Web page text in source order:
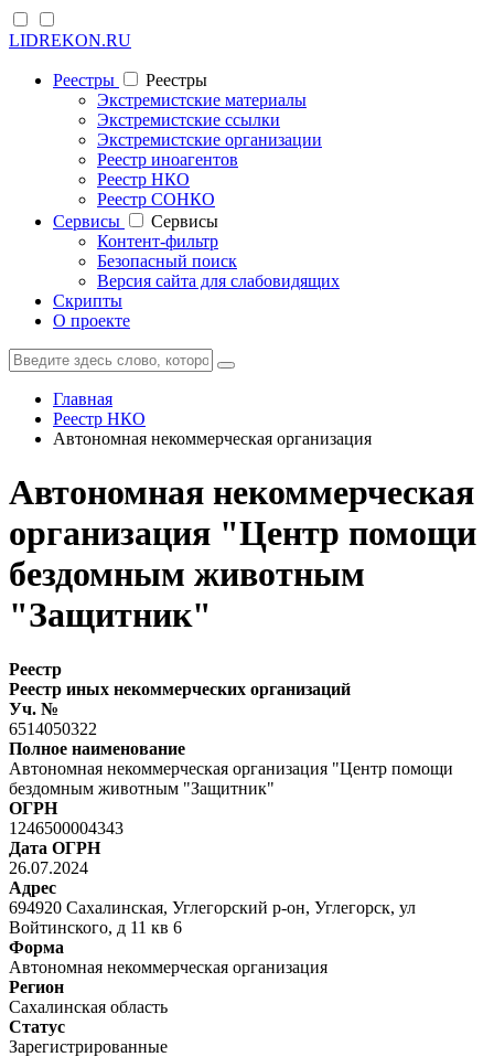
LIDREKON.RU
Реестры
Реестры
Экстремистские материалы
Экстремистские ссылки
Экстремистские организации
Реестр иноагентов
Реестр НКО
Реестр СОНКО
Cервисы
Cервисы
Контент-фильтр
Безопасный поиск
Версия сайта для слабовидящих
Скрипты
О проекте
Главная
Реестр НКО
Автономная некоммерческая организация
Автономная некоммерческая
организация "Центр помощи
бездомным животным
"Защитник"
Реестр
Реестр иных некоммерческих организаций
Уч. №
6514050322
Полное наименование
Автономная некоммерческая организация "Центр помощи
бездомным животным "Защитник"
ОГРН
1246500004343
Дата ОГРН
26.07.2024
Адрес
694920 Сахалинская, Углегорский р-он, Углегорск, ул
Войтинского, д 11 кв 6
Форма
Автономная некоммерческая организация
Регион
Сахалинская область
Статус
Зарегистрированные